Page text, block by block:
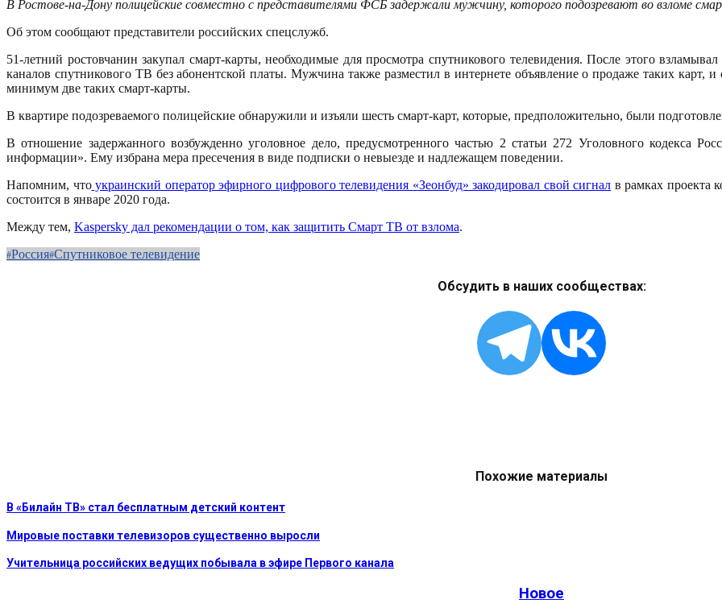
В Ростове-на-Дону полицейские совместно с представителями ФСБ задержали мужчину, которого подозревают во взломе
Об этом сообщают представители российских спецслужб.
51-летний ростовчанин закупал смарт-карты, необходимые для просмотра спутникового телевидения. После этого
каналов спутникового ТВ без абонентской платы. Мужчина также разместил в интернете объявление о продаже таких карт,
минимум две таких смарт-карты.
В квартире подозреваемого полицейские обнаружили и изъяли шесть смарт-карт, которые, предположительно, были
В отношение задержанного возбужденно уголовное дело, предусмотренного частью 2 статьи 272 Уголовного кодекса
информации». Ему избрана мера пресечения в виде подписки о невыезде и надлежащем поведении.
Напомним, чтоукраинский оператор эфирного цифрового телевидения «Зеонбуд» закодировал свой сигнал в рамках проекта
состоится в январе 2020 года.
Между тем, Kaspersky дал рекомендации о том, как защитить Смарт ТВ от взлома.
Россия Спутниковое телевидение
Обсудить в наших сообществах:
Похожие материалы
В «Билайн ТВ» стал бесплатным детский контент
Мировые поставки телевизоров существенно выросли
Учительница российских ведущих побывала в эфире Первого канала
Новое